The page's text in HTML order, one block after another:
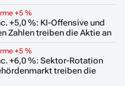
+5 %
+5,0 %: KI-Offensive und
Zahlen treiben die Aktie an
+5 %
+6,0 %: Sektor-Rotation
treiben die